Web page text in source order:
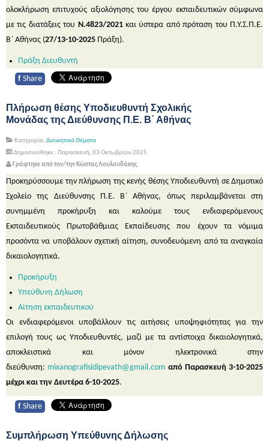
ολοκλήρωση επιτυχούς αξιολόγησης του έργου εκπαιδευτικών σύμφωνα
με τις διατάξεις του Ν.4823/2021και ύστερα από πρόταση του Π.Υ.Σ.Π.Ε.
Β΄ Αθήνας (27/13-10-2025 Πράξη).
Πράξη Διευθυντή
f Share
Πλήρωση θέσης Υποδιευθυντή Σχολικής
Μονάδας της Διεύθυνσης Π.Ε. Β΄ Αθήνας
Κατηγορία: Διοικητικά Θέματα
Δημοσιεύθηκε : Παρασκευή, 03 Οκτωβρίου 2025
Γράφτηκε από τον/την Κώστας Λουλουδάκης
Προκηρύσσουμε την πλήρωση της κενής θέσης Υποδιευθυντή σε Δημοτικό
Σχολείο της Διεύθυνσης Π.Ε. Β΄ Αθήνας, όπως περιλαμβάνεται στη
συνημμένη προκήρυξη και καλούμε τους ενδιαφερόμενους
Εκπαιδευτικούς Πρωτοβάθμιας Εκπαίδευσης που έχουν τα νόμιμα
προσόντα να υποβάλουν σχετική αίτηση, συνοδευόμενη από τα αναγκαία
δικαιολογητικά.
Προκήρυξη
Υπεύθυνη Δήλωση
Αίτηση εκπαιδευτικού
Οι ενδιαφερόμενοι υποβάλλουν τις αιτήσεις υποψηφιότητας για την
επιλογή τους ως Υποδιευθυντές, μαζί με τα αντίστοιχα δικαιολογητικά,
αποκλειστικά και μόνον ηλεκτρονικά στην
διεύθυνση: mixanografisidipevath@gmail.com από Παρασκευή 3-10-2025
μέχρι και την Δευτέρα 6-10-2025.
f Share
Συμπλήρωση Υπεύθυνης Δήλωσης